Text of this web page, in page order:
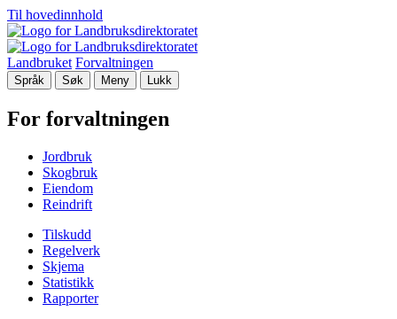
Til hovedinnhold
Landbruket Forvaltningen
Språk Søk Meny Lukk
For forvaltningen
Jordbruk
Skogbruk
Eiendom
Reindrift
Tilskudd
Regelverk
Skjema
Statistikk
Rapporter